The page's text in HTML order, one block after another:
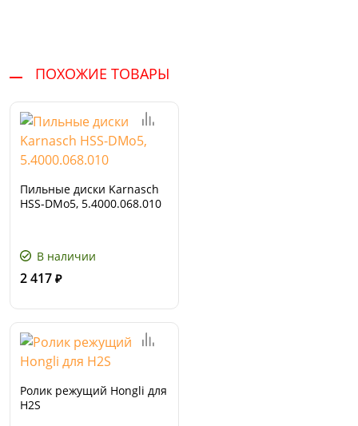
ПОХОЖИЕ ТОВАРЫ
Пильные диски Karnasch
HSS-DMo5, 5.4000.068.010
В наличии
2 417 ₽
Ролик режущий Hongli для
H2S